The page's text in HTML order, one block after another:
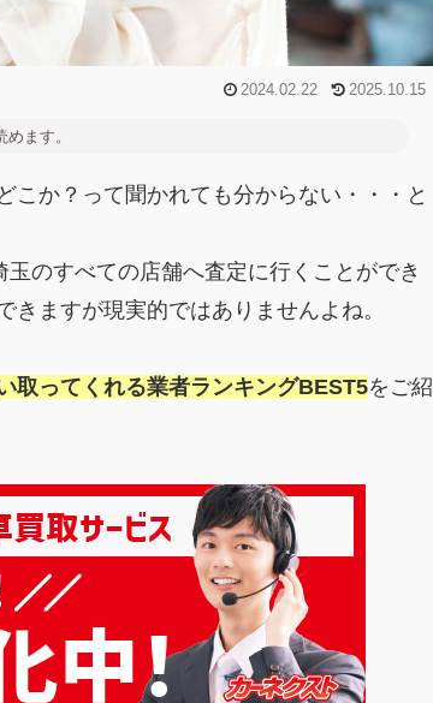
2024.02.22 2025.10.15
めます。
こか？って聞かれても分からない・・・と
のすべての店舗へ査定に行くことができ
ますが現実的ではありませんよね。
取ってくれる業者ランキングBEST5をご紹